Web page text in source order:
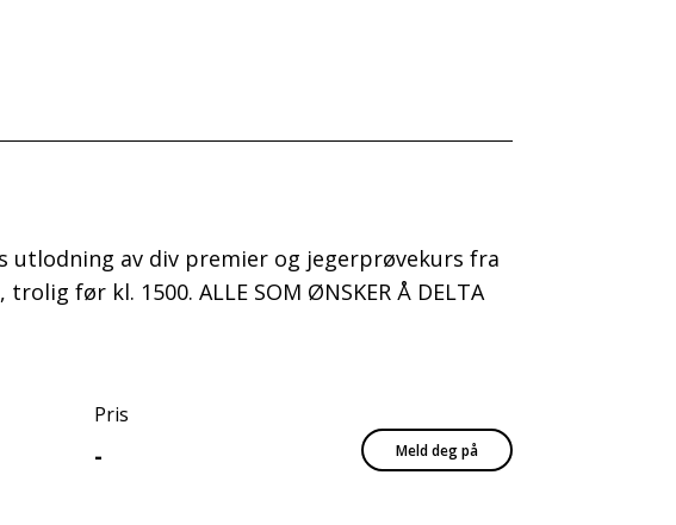
utlodning av div premier og jegerprøvekurs fra
før kl. 1500. ALLE SOM ØNSKER Å DELTA
Pris
- Meld deg på